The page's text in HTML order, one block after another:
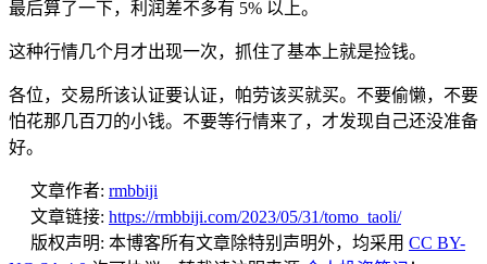
最后算了一下，利润差不多有 5% 以上。
这种行情几个月才出现一次，抓住了基本上就是捡钱。
各位，交易所该认证要认证，帕劳该买就买。不要偷懒，不要
怕花那几百刀的小钱。不要等行情来了，才发现自己还没准备
好。
文章作者: rmbbiji
文章链接: https://rmbbiji.com/2023/05/31/tomo_taoli/
版权声明: 本博客所有文章除特别声明外，均采用 CC BY-